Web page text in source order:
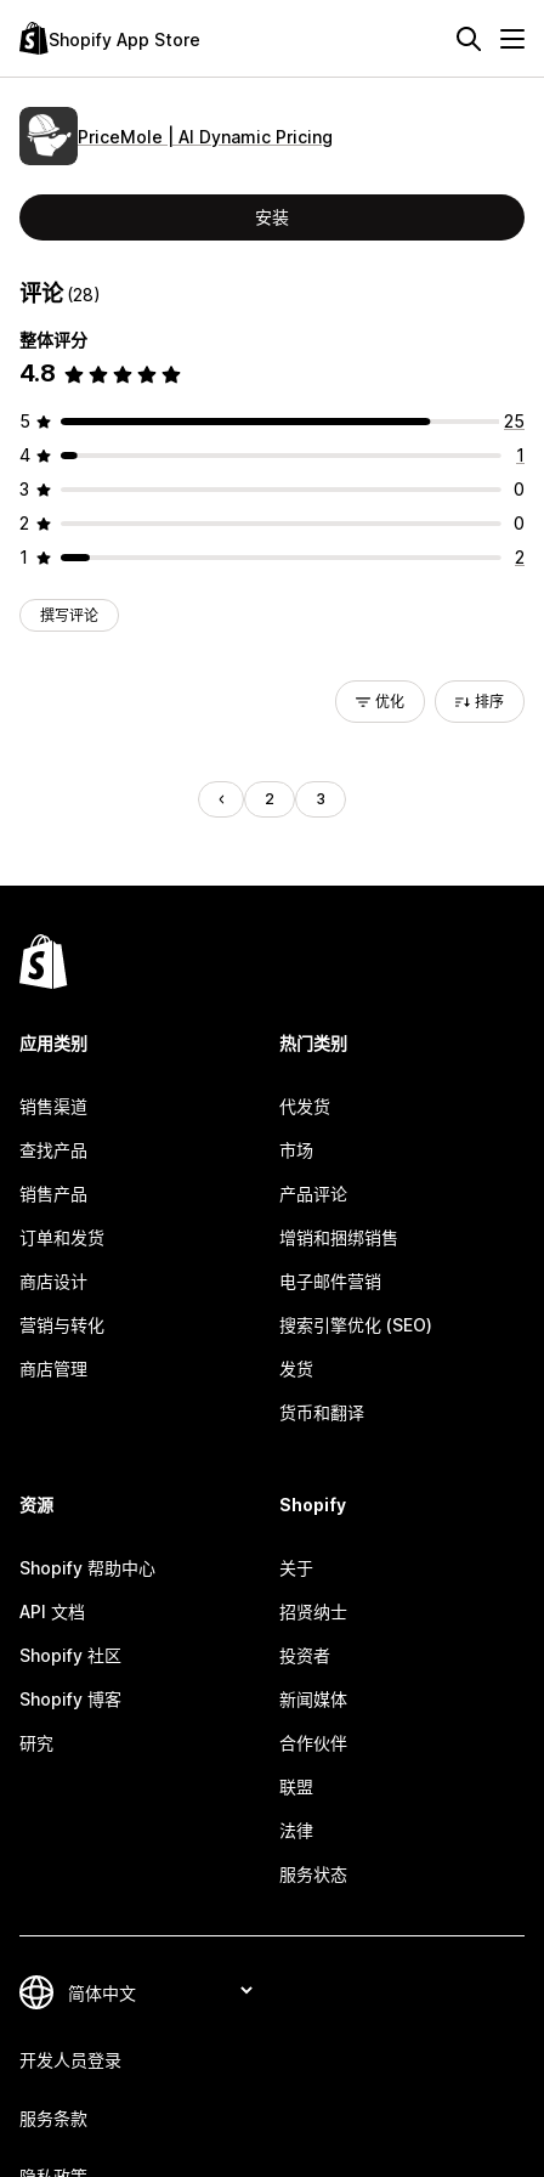
Shopify App Store
PriceMole | AI Dynamic Pricing
安装
评论(28)
整体评分
4.8
5
25
4
1
3
0
2
0
1
2
撰写评论
优化 排序
2 3
应用类别
销售渠道
查找产品
销售产品
订单和发货
商店设计
营销与转化
商店管理
热门类别
代发货
市场
产品评论
增销和捆绑销售
电子邮件营销
搜索引擎优化 (SEO)
发货
货币和翻译
资源
Shopify 帮助中心
API 文档
Shopify 社区
Shopify 博客
研究
Shopify
关于
招贤纳士
投资者
新闻媒体
合作伙伴
联盟
法律
服务状态
开发人员登录
服务条款